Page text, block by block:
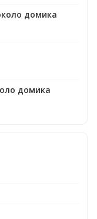
домика
домика